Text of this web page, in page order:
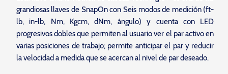
grandiosas llaves de SnapOn con Seis modos de medición (ft-
lb, in-lb, Nm, Kgcm, dNm, ángulo) y cuenta con LED
progresivos dobles que permiten al usuario ver el par activo en
varias posiciones de trabajo; permite anticipar el par y reducir
la velocidad a medida que se acercan al nivel de par deseado.